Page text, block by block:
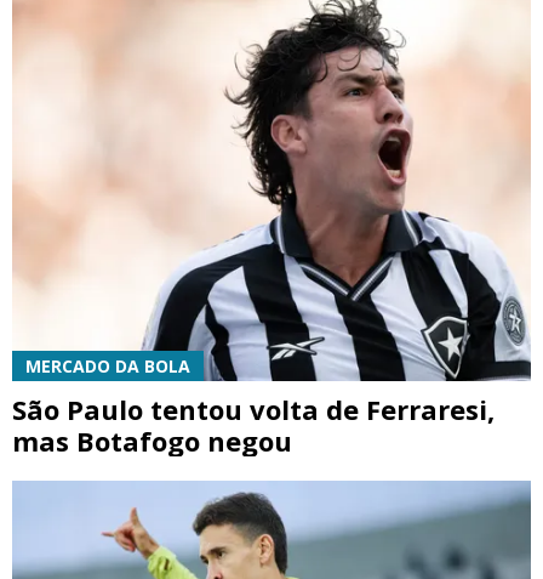
MERCADO DA BOLA
São Paulo tentou volta de Ferraresi,
mas Botafogo negou